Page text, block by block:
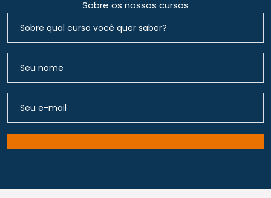
Sobre os nossos cursos